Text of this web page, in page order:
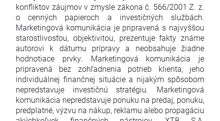
konfliktov záujmov v zmysle zákona č. 566/2001 Z. z.
o cenných papieroch a investičných službách.
Marketingová komunikácia je pripravená s najvyššou
starostlivosťou, objektivitou, prezentuje fakty známe
autorovi k dátumu prípravy a neobsahuje žiadne
hodnotiace prvky. Marketingová komunikácia je
pripravená bez zohľadnenia potrieb klienta, jeho
individuálnej finančnej situácie a nijakým spôsobom
nepredstavuje investičnú stratégiu. Marketingová
komunikácia nepredstavuje ponuku na predaj, ponuku,
predplatné, výzvu na nákup, reklamu alebo propagáciu